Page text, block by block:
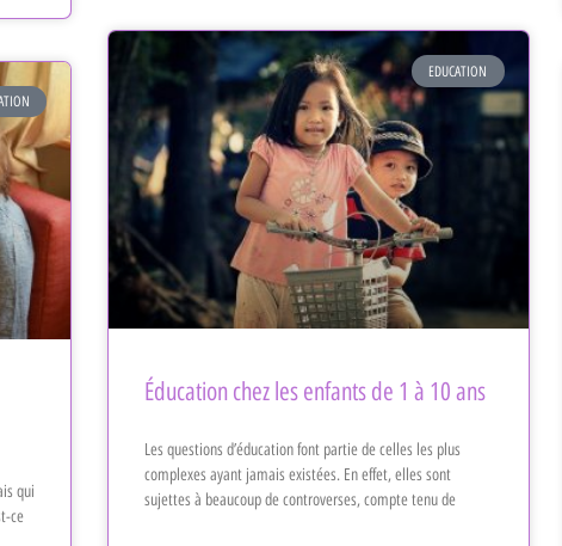
qui
ce
EDUCATION
Éducation chez les enfants de 1 à 10 ans
Les questions d’éducation font partie de celles les plus
complexes ayant jamais existées. En effet, elles sont
sujettes à beaucoup de controverses, compte tenu de